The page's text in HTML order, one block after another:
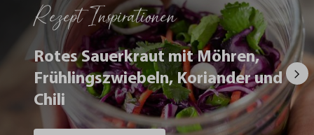
Rezept Inspirationen
Rotes Sauerkraut mit Möhren,
Frühlingszwiebeln, Koriander und
Chili